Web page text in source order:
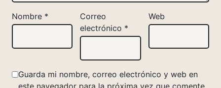
Nombre *
Correo
electrónico *
Web
Guarda mi nombre, correo electrónico y web en
este navegador para la próxima vez que comente.